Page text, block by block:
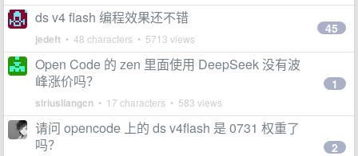
ds v4 flash 编程效果还不错
jedeft • 48 characters • 5713 views
45
Open Code 的 zen 里面使用 DeepSeek 没有波
峰涨价吗？
siriusliangcn • 17 characters • 583 views
1
请问 opencode 上的 ds v4flash 是 0731 权重了
吗？
2